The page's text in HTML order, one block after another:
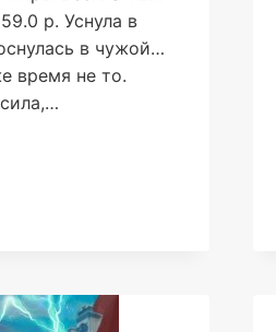
р. Уснула в
в чужой…
время не то.